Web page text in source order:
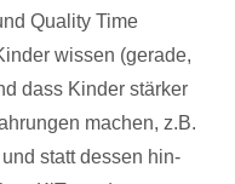
Quality Time
wissen (gerade,
dass Kinder stärker
machen, z.B.
statt dessen hin-